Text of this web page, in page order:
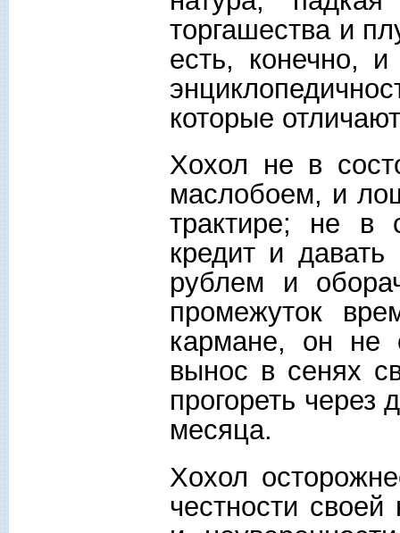
торгашества и
есть, конечно,
которые
Хохол не в
маслобоем, и
трактире; не в
кредит и давать
рублем и
промежуток
кармане, он не
вынос в сенях
прогореть через
месяца.
Хохол
честности